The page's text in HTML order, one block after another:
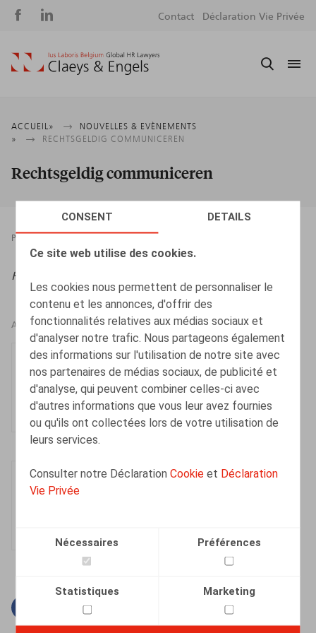
CONSENT DETAILS
Ce site web utilise des cookies.
Les cookies nous permettent de personnaliser le
contenu et les annonces, d'offrir des
fonctionnalités relatives aux médias sociaux et
d'analyser notre trafic. Nous partageons également
des informations sur l'utilisation de notre site avec
nos partenaires de médias sociaux, de publicité et
d'analyse, qui peuvent combiner celles-ci avec
d'autres informations que vous leur avez fournies
ou qu'ils ont collectées lors de votre utilisation de
leurs services.
Consulter notre DéclarationCookie et Déclaration
Vie Privée
Nécessaires Préférences
Statistiques Marketing
Social
Contact Déclaration Vie Privée
Fil
ACCUEIL
NOUVELLES & EVÈNEMENTS
RECHTSGELDIG COMMUNICEREN
Rechtsgeldig communiceren
PRESSROOM
HR Square
AUTEURS
Olivier Wouters
Associé
Anne Wils
Facebook
TwitterLinkedin